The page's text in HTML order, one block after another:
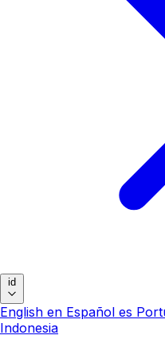
id
English en Español es
Indonesia